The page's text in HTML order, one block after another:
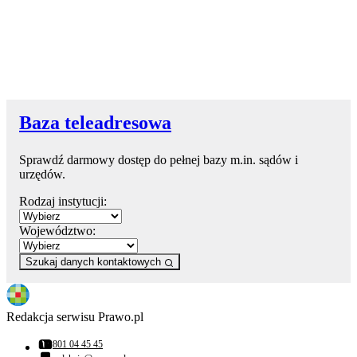
Baza teleadresowa
Sprawdź darmowy dostęp do pełnej bazy m.in. sądów i
urzędów.
Rodzaj instytucji:
Województwo:
Szukaj danych kontaktowych
Redakcja serwisu Prawo.pl
Numer telefonu:
801 04 45 45